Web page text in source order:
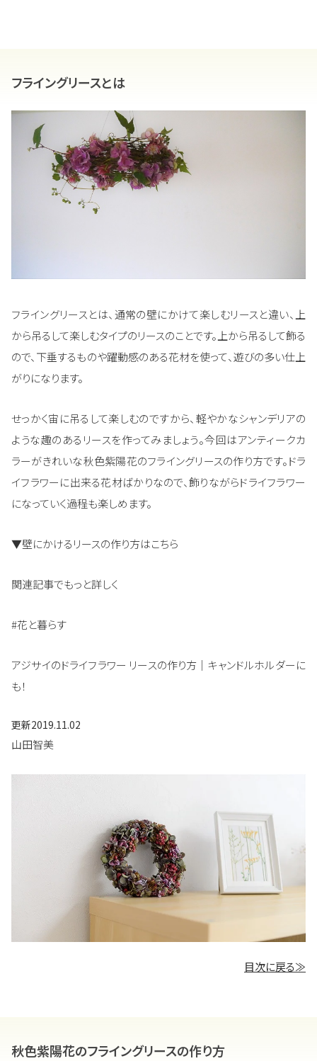
フライングリースとは
フライングリースとは、通常の壁にかけて楽しむリースと違い、上
から吊るして楽しむタイプのリースのことです。上から吊るして飾る
ので、下垂するものや躍動感のある花材を使って、遊びの多い仕上
がりになります。
せっかく宙に吊るして楽しむのですから、軽やかなシャンデリアの
ような趣のあるリースを作ってみましょう。今回はアンティークカ
ラーがきれいな秋色紫陽花のフライングリースの作り方です。ドラ
イフラワーに出来る花材ばかりなので、飾りながらドライフラワー
になっていく過程も楽しめます。
▼壁にかけるリースの作り方はこちら
関連記事でもっと詳しく
#花と暮らす
アジサイのドライフラワー リースの作り方｜キャンドルホルダーに
も！
更新2019.11.02
山田智美
目次に戻る≫
秋色紫陽花のフライングリースの作り方